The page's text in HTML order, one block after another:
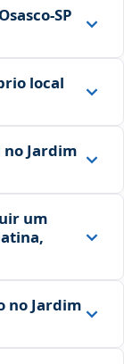
local
Jardim
um
no Jardim